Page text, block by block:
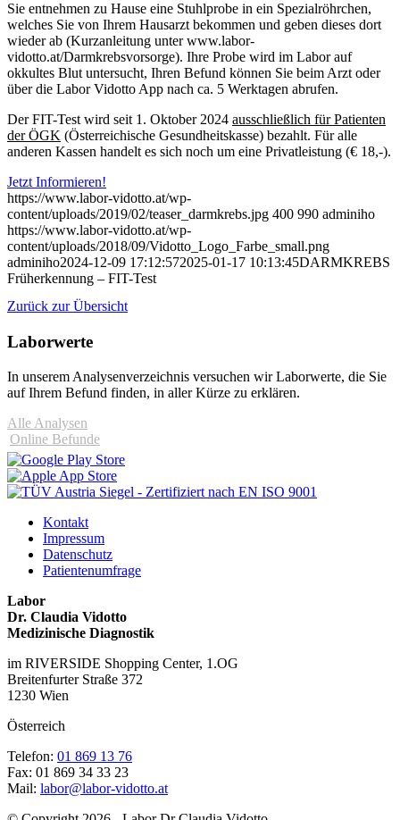
Sie entnehmen zu Hause eine Stuhlprobe in ein Spezialröhrchen,
welches Sie von Ihrem Hausarzt bekommen und geben dieses dort
wieder ab (Kurzanleitung unter www.labor-
vidotto.at/Darmkrebsvorsorge). Ihre Probe wird im Labor auf
okkultes Blut untersucht, Ihren Befund können Sie beim Arzt oder
über die Labor Vidotto App nach ca. 5 Werktagen abrufen.
Der FIT-Test wird seit 1. Oktober 2024 ausschließlich für Patienten
der ÖGK (Österreichische Gesundheitskasse) bezahlt. Für alle
anderen Kassen handelt es sich noch um eine Privatleistung (€ 18,-).
Jetzt Informieren!
https://www.labor-vidotto.at/wp-
content/uploads/2019/02/teaser_darmkrebs.jpg 400 990 adminiho
https://www.labor-vidotto.at/wp-
content/uploads/2018/09/Vidotto_Logo_Farbe_small.png
adminiho2024-12-09 17:12:572025-01-17 10:13:45DARMKREBS
Früherkennung – FIT-Test
Zurück zur Übersicht
Laborwerte
In unserem Analysen­verzeichnis versuchen wir Laborwerte, die Sie
auf Ihrem Befund finden, in aller Kürze zu erklären.
Alle Analysen
Online Befunde
Kontakt
Impressum
Datenschutz
Patientenumfrage
Labor
Dr. Claudia Vidotto
Medizinische Diagnostik
im RIVERSIDE Shopping Center, 1.OG
Breitenfurter Straße 372
1230 Wien
Österreich
Telefon: 01 869 13 76
Fax: 01 869 34 33 23
Mail: labor@labor-vidotto.at